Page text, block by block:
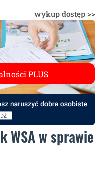
wykup dostęp >>
WSA w sprawie